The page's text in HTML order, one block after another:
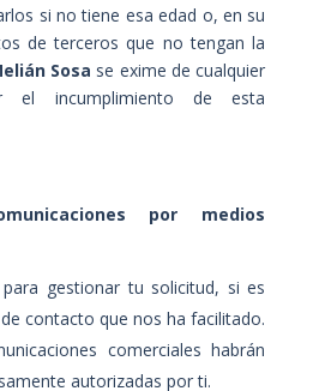
si no tiene esa edad o, en su
de terceros que no tengan la
Sosa se exime de cualquier
el incumplimiento de esta
por medios
gestionar tu solicitud, si es
contacto que nos ha facilitado.
comerciales habrán
autorizadas por ti.